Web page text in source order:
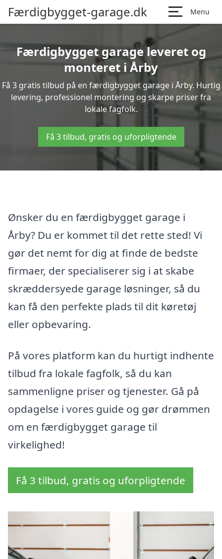
Færdigbygget-garage.dk Menu
Færdigbygget garage leveret og
monteret i Årby
Få 3 gratis tilbud på en færdigbygget garage i Årby. Hurtig
levering, professionel montering og skarpe priser fra
lokale fagfolk.
Få 3 tilbud, gratis og uforpligtende
Ønsker du en færdigbygget garage i
Årby? Du er kommet til det rette sted! Vi
gør det nemt for dig at finde de bedste
firmaer, der specialiserer sig i at skabe
skræddersyede garage løsninger, så du
kan få den perfekte plads til dit køretøj
eller opbevaring.
På vores platform kan du hurtigt indhente
tilbud fra lokale fagfolk, så du kan
sammenligne priser og tjenester. Gå på
opdagelse i vores guide og gør drømmen
om en færdigbygget garage til
virkelighed!
Få 3 tilbud, gratis og uforpligtende